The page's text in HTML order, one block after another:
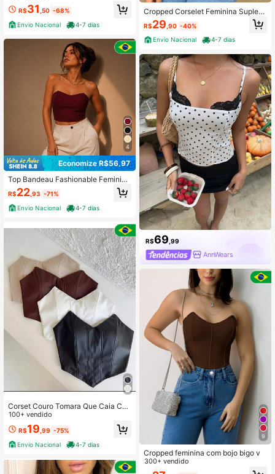
R$31 ,50 -68%
Envio Nacional
4-7 dias
4
Economize R$56,97
Top Bandeau Fashionable Feminino
Sexy Vellure Modelador Feminino cr
opped tomara que caia cropped cor
set cropped estruturado cropped el
egante cropped sexy
R$22,93 -71%
Envio Nacional
4-7 dias
Corset Couro Tomara Que Caia Co
m Bojo Couro Fake
100+ vendido
R$19 ,99 -75%
Envio Nacional
4-7 dias
Cropped Corselet Feminina Suplex
Com Bojo Tomara Que Caia Super
Moda Envio!!
R$29 ,90 -40%
Envio Nacional
4-7 dias
R$69 ,99
AnnWears
9
Cropped feminina com bojo bigo v
300+ vendido